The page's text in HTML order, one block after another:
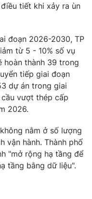
tiết khi xảy ra ùn
đoạn 2026-2030, TP
từ 5 - 10% số vụ
hoàn thành 39 trong
tiếp giai đoạn
dự án trong giai
vượt thép cấp
2026.
nằm ở số lượng
vận hành. Thành phố
"mở rộng hạ tầng để
tầng bằng dữ liệu".